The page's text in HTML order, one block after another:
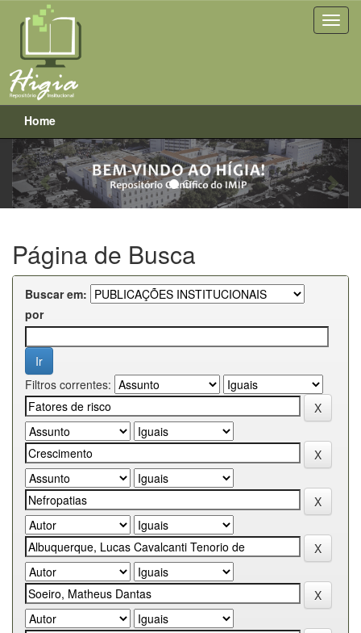
Skip
navigation
Home
Previous Next
Página de Busca
Buscar em:
por
Filtros correntes: